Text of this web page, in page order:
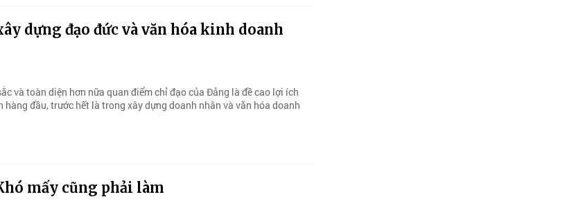
dựng đạo đức và văn hóa kinh doanh
và toàn diện hơn nữa quan điểm chỉ đạo của Đảng là đề cao lợi ích
hàng đầu, trước hết là trong xây dựng doanh nhân và văn hóa doanh
mấy cũng phải làm